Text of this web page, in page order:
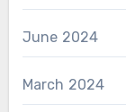
June 2024
March 2024